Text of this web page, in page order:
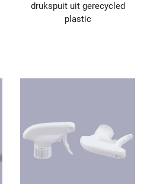
drukspuit uit gerecycled
plastic